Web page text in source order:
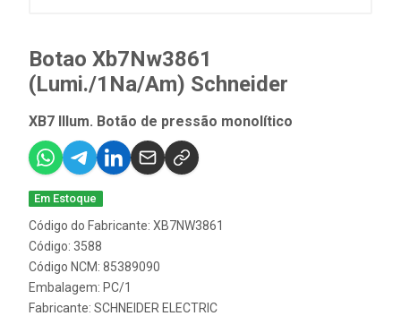
Botao Xb7Nw3861
(Lumi./1Na/Am) Schneider
XB7 Illum. Botão de pressão monolítico
Em Estoque
Código do Fabricante: XB7NW3861
Código: 3588
Código NCM: 85389090
Embalagem: PC/1
Fabricante: SCHNEIDER ELECTRIC